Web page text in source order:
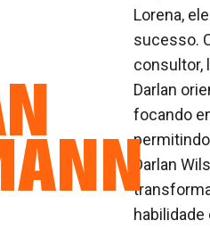
Lorena,
sucesso.
consultor,
Darlan
focando
Darlan